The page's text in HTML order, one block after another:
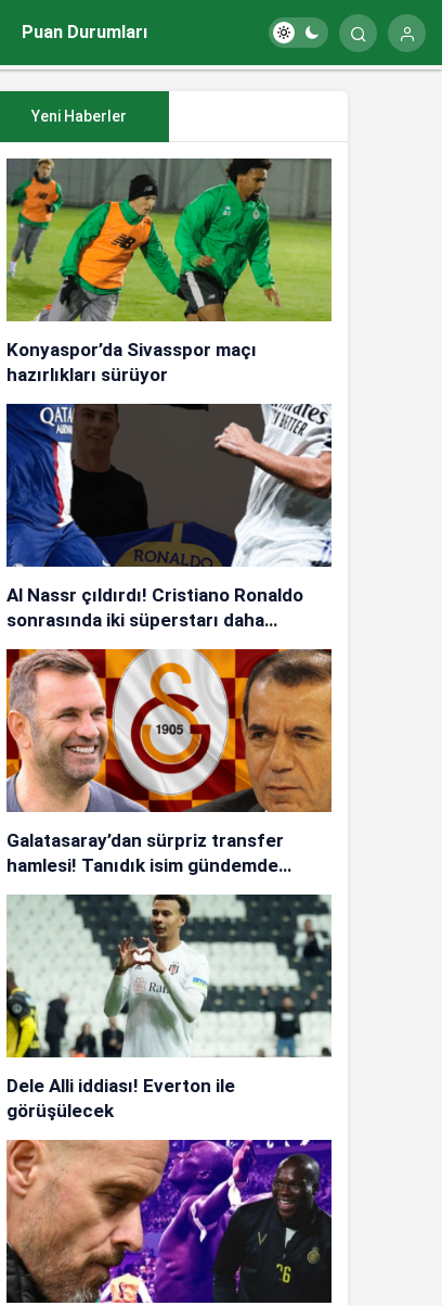
Puan Durumları
Yeni Haberler
Konyaspor’da Sivasspor maçı
hazırlıkları sürüyor
Al Nassr çıldırdı! Cristiano Ronaldo
sonrasında iki süperstarı daha
istiyorlar…
Galatasaray’dan sürpriz transfer
hamlesi! Tanıdık isim gündemde…
Dele Alli iddiası! Everton ile
görüşülecek